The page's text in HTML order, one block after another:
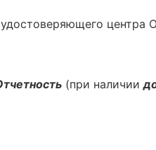
удостоверяющего
(при наличии